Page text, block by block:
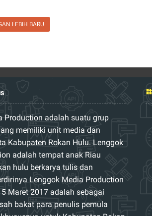
LEBIH BARU
Production adalah suatu grup
memiliki unit media dan
Kabupaten Rokan Hulu. Lenggok
adalah tempat anak Riau
hulu berkarya tulis dan
Lenggok Media Production
Maret 2017 adalah sebagai
bakat para penulis pemula